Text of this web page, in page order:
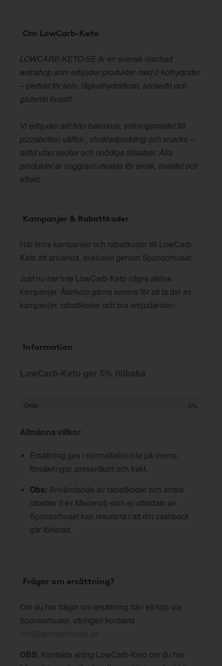
Om LowCarb-Keto
LOWCARB-KETO.SE är en svensk nischad
webshop som erbjuder produkter med 0 kolhydrater
– perfekt för keto, lågkolhydratkost, sockerfri och
glutenfri livsstil.
Vi erbjuder allt från bakmixar, sötningsmedel till
pizzabotten våfflor , chokladpudding och snacks –
alltid utan socker och onödiga tillsatser. Alla
produkter är noggrant utvalda för smak, kvalitet och
effekt.
Kampanjer & Rabattkoder
Här finns kampanjer och rabattkoder till LowCarb-
Keto att använda, exklusivt genom Sponsorhuset.
Just nu har inte LowCarb-Keto några aktiva
kampanjer. Återkom gärna senare för att ta del av
kampanjer, rabattkoder och bra erbjudanden.
Information
LowCarb-Keto ger 5% tillbaka
Order 5%
Allmänna villkor:
Ersättning ges i normalfallet inte på moms,
försäkringar, presentkort och frakt.
Obs: Användande av rabattkoder och andra
rabatter (t ex Mecenat) som ej utfärdats av
Sponsorhuset kan resultera i att din cashback
går förlorad.
Frågor om ersättning?
Om du har frågor om ersättning från ett köp via
Sponsorhuset, vänligen kontakta
info@sponsorhuset.se
OBS: Kontakta aldrig LowCarb-Keto om du har